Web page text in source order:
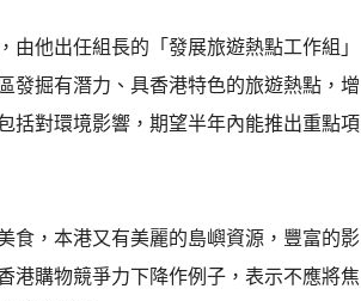
他出任組長的「發展旅遊熱點工作組」
發掘有潛力、具香港特色的旅遊熱點，增
括對環境影響，期望半年內能推出重點項
食，本港又有美麗的島嶼資源，豐富的影
港購物競爭力下降作例子，表示不應將焦